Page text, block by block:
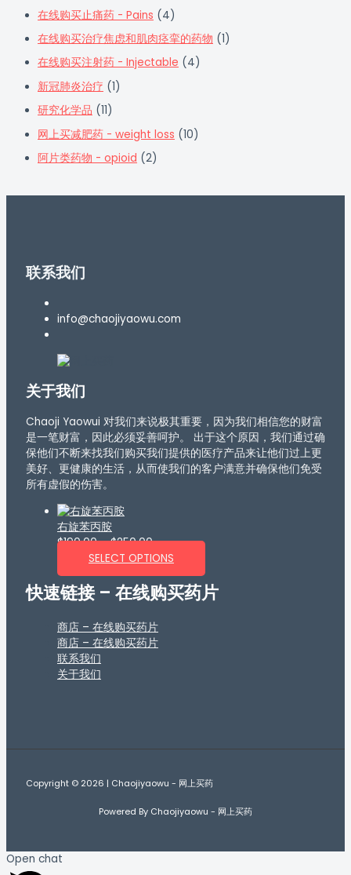
在线购买止痛药 - Pains (4)
在线购买治疗焦虑和肌肉痉挛的药物 (1)
在线购买注射药 - Injectable (4)
新冠肺炎治疗 (1)
研究化学品 (11)
网上买减肥药 - weight loss (10)
阿片类药物 - opioid (2)
联系我们
info@chaojiyaowu.com
关于我们
Chaoji Yaowui 对我们来说极其重要，因为我们相信您的财富
是一笔财富，因此必须妥善呵护。 出于这个原因，我们通过确
保他们不断来找我们购买我们提供的医疗产品来让他们过上更
美好、更健康的生活，从而使我们的客户满意并确保他们免受
所有虚假的伤害。
右旋苯丙胺
$190.00–$250.00
SELECT OPTIONS
快速链接 – 在线购买药片
商店 – 在线购买药片
商店 – 在线购买药片
联系我们
关于我们
Copyright © 2026 | Chaojiyaowu - 网上买药
Powered By Chaojiyaowu - 网上买药
Open chat